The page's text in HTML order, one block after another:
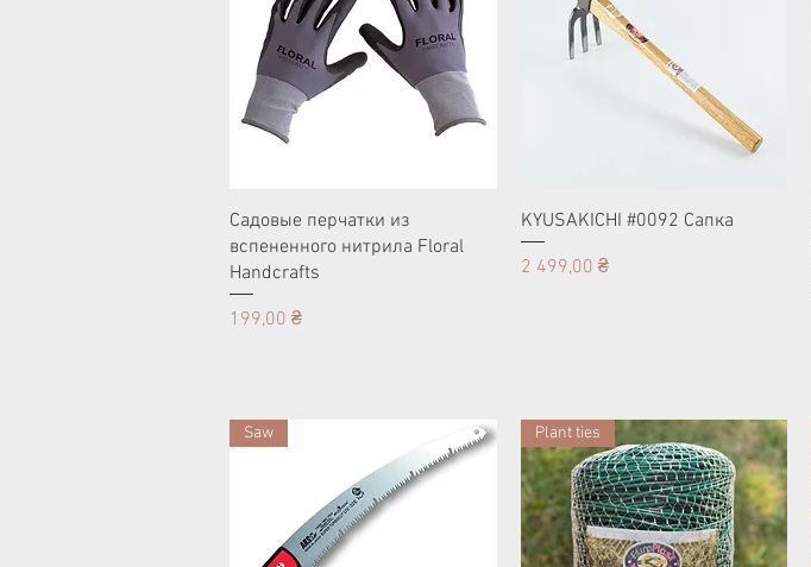
Садовые перчатки из
вспененного нитрила Floral
Handcrafts
Цена
199,00 ₴
KYUSAKICHI #0092 Cапка
Цена
2 499,00 ₴
Saw Plant ties